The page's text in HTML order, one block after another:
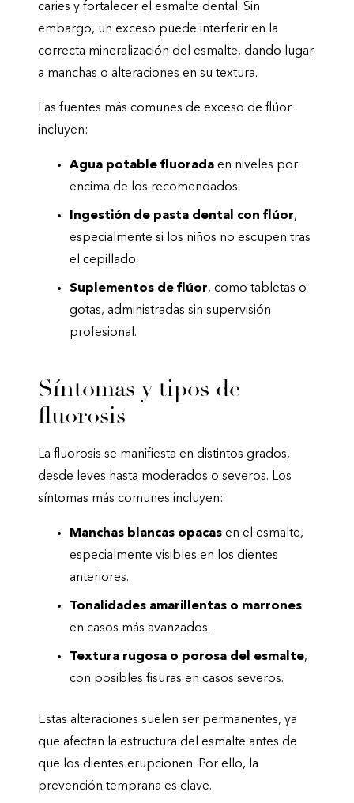
caries y fortalecer el esmalte dental. Sin
embargo, un exceso puede interferir en la
correcta mineralización del esmalte, dando lugar
a manchas o alteraciones en su textura.
Las fuentes más comunes de exceso de flúor
incluyen:
Agua potable fluorada en niveles por
encima de los recomendados.
Ingestión de pasta dental con flúor,
especialmente si los niños no escupen tras
el cepillado.
Suplementos de flúor, como tabletas o
gotas, administradas sin supervisión
profesional.
Síntomas y tipos de
fluorosis
La fluorosis se manifiesta en distintos grados,
desde leves hasta moderados o severos. Los
síntomas más comunes incluyen:
Manchas blancas opacas en el esmalte,
especialmente visibles en los dientes
anteriores.
Tonalidades amarillentas o marrones
en casos más avanzados.
Textura rugosa o porosa del esmalte,
con posibles fisuras en casos severos.
Estas alteraciones suelen ser permanentes, ya
que afectan la estructura del esmalte antes de
que los dientes erupcionen. Por ello, la
prevención temprana es clave.